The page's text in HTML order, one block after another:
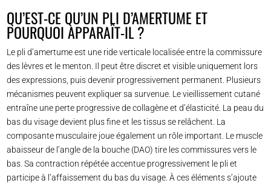
QU’EST-CE QU’UN PLI D’AMERTUME ET
POURQUOI APPARAÎT-IL ?
Le pli d’amertume est une ride verticale localisée entre la commissure
des lèvres et le menton. Il peut être discret et visible uniquement lors
des expressions, puis devenir progressivement permanent. Plusieurs
mécanismes peuvent expliquer sa survenue. Le vieillissement cutané
entraîne une perte progressive de collagène et d’élasticité. La peau du
bas du visage devient plus fine et les tissus se relâchent. La
composante musculaire joue également un rôle important. Le muscle
abaisseur de l’angle de la bouche (DAO) tire les commissures vers le
bas. Sa contraction répétée accentue progressivement le pli et
participe à l’affaissement du bas du visage. À ces éléments s’ajoute